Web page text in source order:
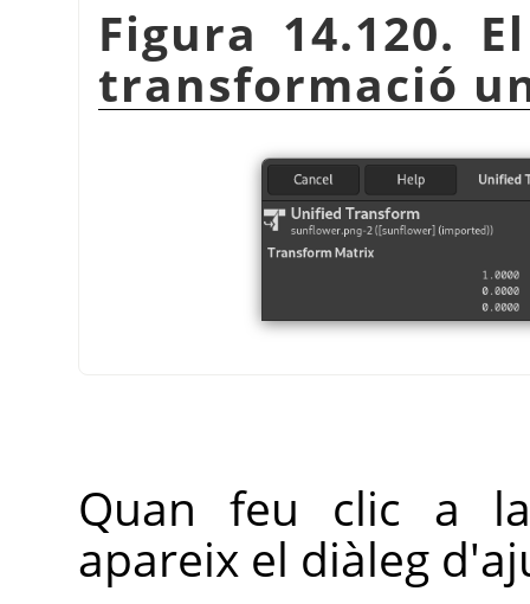
Figura 14.120.
transformació
Quan feu clic a
apareix el diàleg